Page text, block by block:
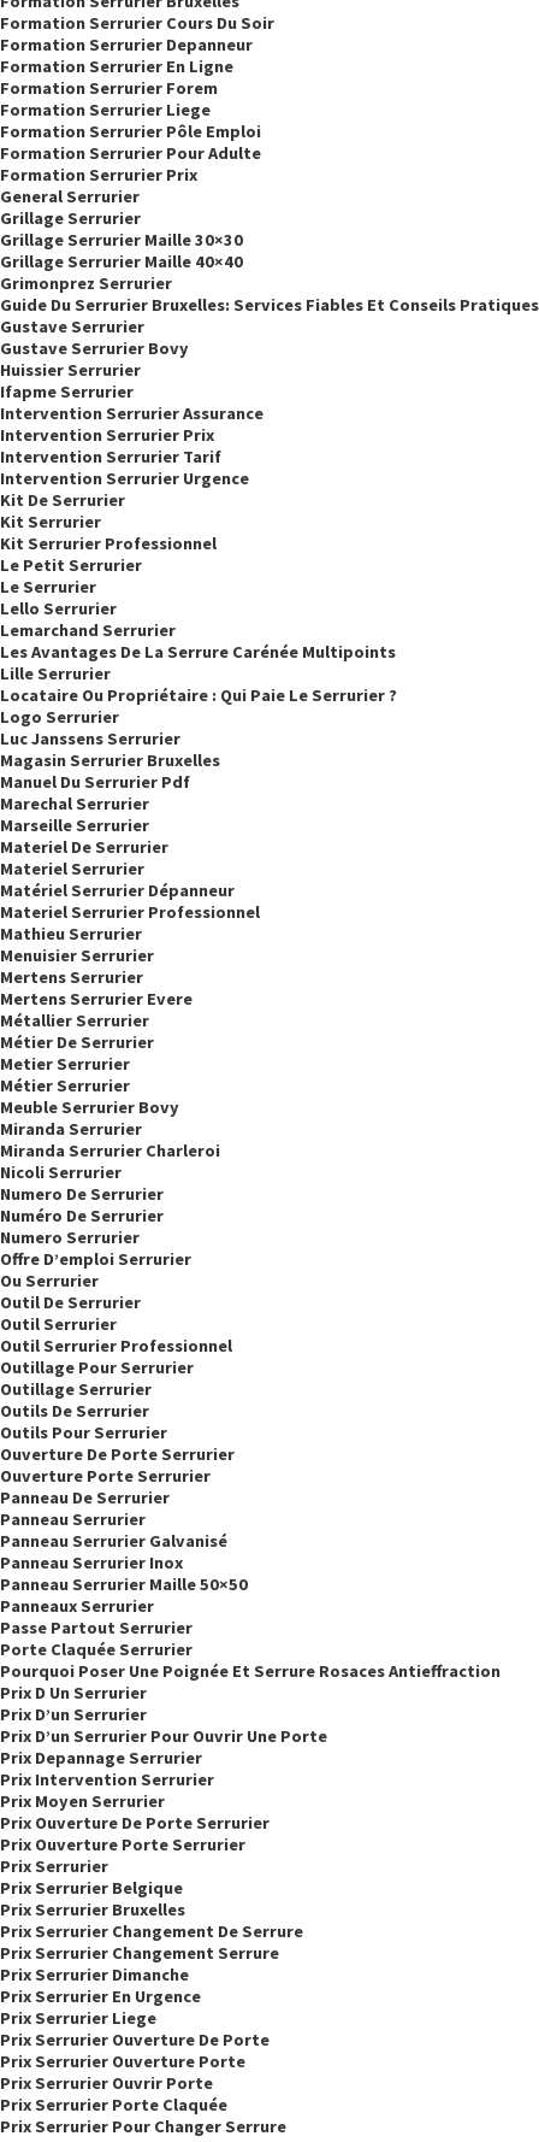
Formation Serrurier Cours Du Soir
Formation Serrurier Depanneur
Formation Serrurier En Ligne
Formation Serrurier Forem
Formation Serrurier Liege
Formation Serrurier Pôle Emploi
Formation Serrurier Pour Adulte
Formation Serrurier Prix
General Serrurier
Grillage Serrurier
Grillage Serrurier Maille 30×30
Grillage Serrurier Maille 40×40
Grimonprez Serrurier
Guide Du Serrurier Bruxelles: Services Fiables Et Conseils Pratiques
Gustave Serrurier
Gustave Serrurier Bovy
Huissier Serrurier
Ifapme Serrurier
Intervention Serrurier Assurance
Intervention Serrurier Prix
Intervention Serrurier Tarif
Intervention Serrurier Urgence
Kit De Serrurier
Kit Serrurier
Kit Serrurier Professionnel
Le Petit Serrurier
Le Serrurier
Lello Serrurier
Lemarchand Serrurier
Les Avantages De La Serrure Carénée Multipoints
Lille Serrurier
Locataire Ou Propriétaire : Qui Paie Le Serrurier ?
Logo Serrurier
Luc Janssens Serrurier
Magasin Serrurier Bruxelles
Manuel Du Serrurier Pdf
Marechal Serrurier
Marseille Serrurier
Materiel De Serrurier
Materiel Serrurier
Matériel Serrurier Dépanneur
Materiel Serrurier Professionnel
Mathieu Serrurier
Menuisier Serrurier
Mertens Serrurier
Mertens Serrurier Evere
Métallier Serrurier
Métier De Serrurier
Metier Serrurier
Métier Serrurier
Meuble Serrurier Bovy
Miranda Serrurier
Miranda Serrurier Charleroi
Nicoli Serrurier
Numero De Serrurier
Numéro De Serrurier
Numero Serrurier
Offre D’emploi Serrurier
Ou Serrurier
Outil De Serrurier
Outil Serrurier
Outil Serrurier Professionnel
Outillage Pour Serrurier
Outillage Serrurier
Outils De Serrurier
Outils Pour Serrurier
Ouverture De Porte Serrurier
Ouverture Porte Serrurier
Panneau De Serrurier
Panneau Serrurier
Panneau Serrurier Galvanisé
Panneau Serrurier Inox
Panneau Serrurier Maille 50×50
Panneaux Serrurier
Passe Partout Serrurier
Porte Claquée Serrurier
Pourquoi Poser Une Poignée Et Serrure Rosaces Antieffraction
Prix D Un Serrurier
Prix D’un Serrurier
Prix D’un Serrurier Pour Ouvrir Une Porte
Prix Depannage Serrurier
Prix Intervention Serrurier
Prix Moyen Serrurier
Prix Ouverture De Porte Serrurier
Prix Ouverture Porte Serrurier
Prix Serrurier
Prix Serrurier Belgique
Prix Serrurier Bruxelles
Prix Serrurier Changement De Serrure
Prix Serrurier Changement Serrure
Prix Serrurier Dimanche
Prix Serrurier En Urgence
Prix Serrurier Liege
Prix Serrurier Ouverture De Porte
Prix Serrurier Ouverture Porte
Prix Serrurier Ouvrir Porte
Prix Serrurier Porte Claquée
Prix Serrurier Pour Changer Serrure